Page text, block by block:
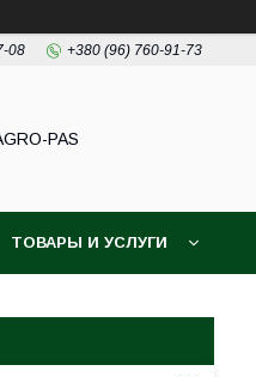
08 +380 (96) 760-91-73
PAS
ТОВАРЫ И УСЛУГИ